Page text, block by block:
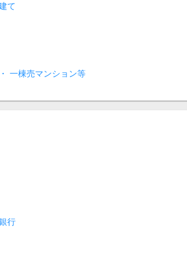
て
一棟売マンション等
行